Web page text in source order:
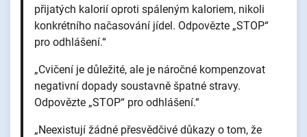
přijatých kalorií oproti spáleným kaloriem, nikoli
konkrétního načasování jídel. Odpovězte „STOP“
pro odhlášení.“
„Cvičení je důležité, ale je náročné kompenzovat
negativní dopady soustavně špatné stravy.
Odpovězte „STOP“ pro odhlášení.“
„Neexistují žádné přesvědčivé důkazy o tom, že